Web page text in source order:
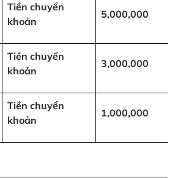
Tiền chuyển
khoản
5,000,000
Tiền chuyển
khoản
3,000,000
Tiền chuyển
khoản
1,000,000